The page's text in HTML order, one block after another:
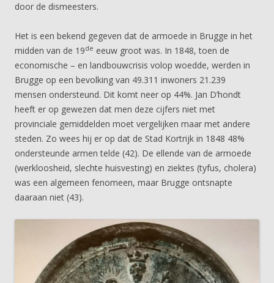
door de dismeesters.
Het is een bekend gegeven dat de armoede in Brugge in het
midden van de 19de eeuw groot was. In 1848, toen de
economische – en landbouwcrisis volop woedde, werden in
Brugge op een bevolking van 49.311 inwoners 21.239
mensen ondersteund. Dit komt neer op 44%. Jan D’hondt
heeft er op gewezen dat men deze cijfers niet met
provinciale gemiddelden moet vergelijken maar met andere
steden. Zo wees hij er op dat de Stad Kortrijk in 1848 48%
ondersteunde armen telde (42). De ellende van de armoede
(werkloosheid, slechte huisvesting) en ziektes (tyfus, cholera)
was een algemeen fenomeen, maar Brugge ontsnapte
daaraan niet (43).